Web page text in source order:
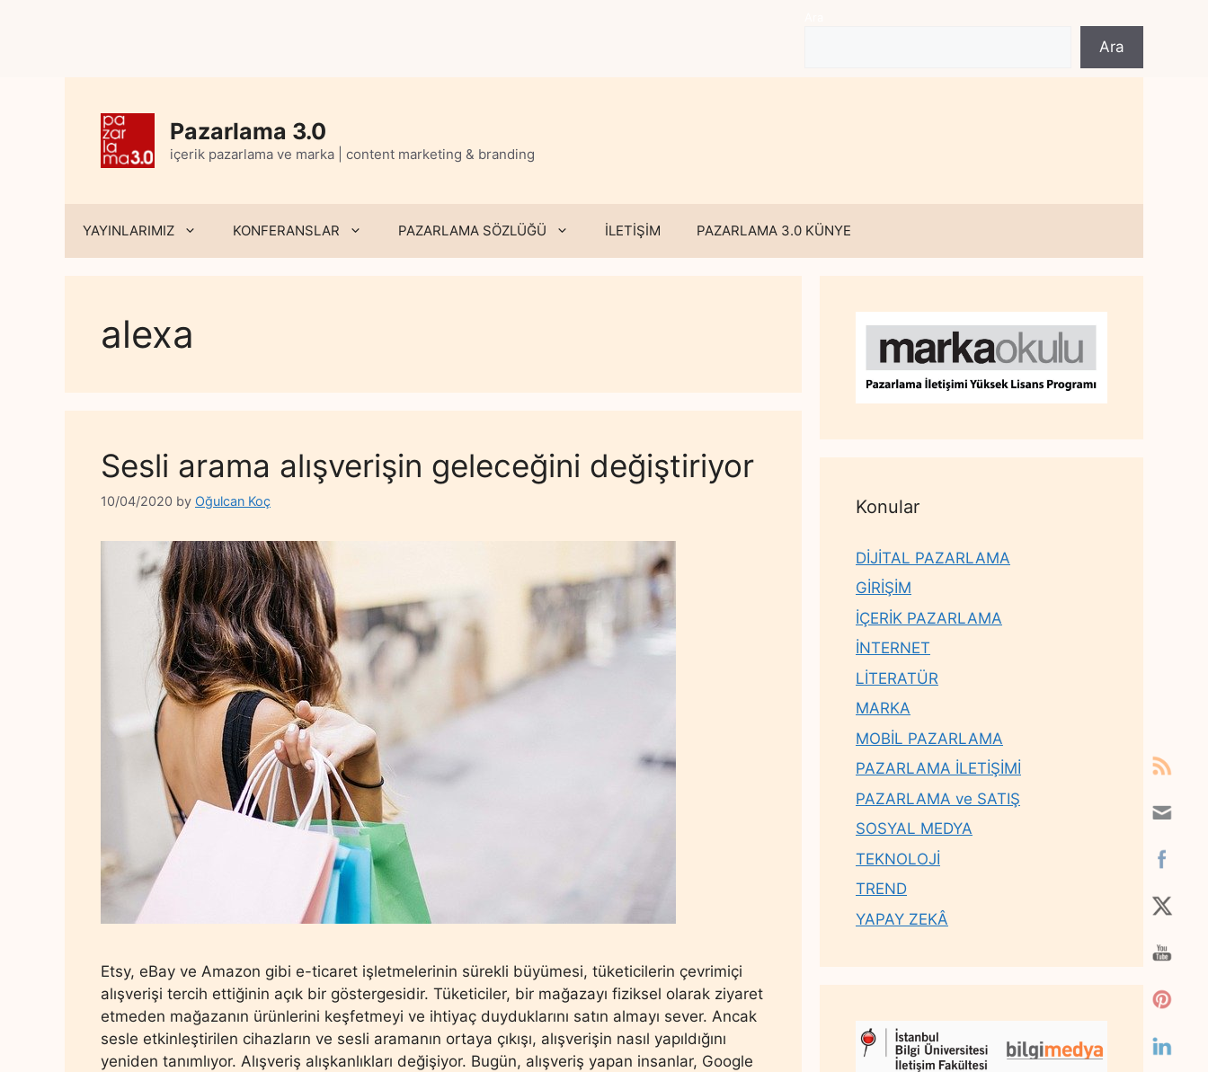
Ara
Pazarlama 3.0
içerik pazarlama ve marka | content marketing & branding
YAYINLARIMIZ KONFERANSLAR PAZARLAMA SÖZLÜĞÜ İLETİŞİM PAZARLAMA 3.0 KÜNYE
alexa
Sesli arama alışverişin geleceğini değiştiriyor
10/04/2020 by Oğulcan Koç
Etsy, eBay ve Amazon gibi e-ticaret işletmelerinin sürekli büyümesi, tüketicilerin çevrimiçi
alışverişi tercih ettiğinin açık bir göstergesidir. Tüketiciler, bir mağazayı fiziksel olarak ziyaret
etmeden mağazanın ürünlerini keşfetmeyi ve ihtiyaç duyduklarını satın almayı sever. Ancak
sesle etkinleştirilen cihazların ve sesli aramanın ortaya çıkışı, alışverişin nasıl yapıldığını
yeniden tanımlıyor. Alışveriş alışkanlıkları değişiyor. Bugün, alışveriş yapan insanlar, Google
Konular
DİJİTAL PAZARLAMA
GİRİŞİM
İÇERİK PAZARLAMA
İNTERNET
LİTERATÜR
MARKA
MOBİL PAZARLAMA
PAZARLAMA İLETİŞİMİ
PAZARLAMA ve SATIŞ
SOSYAL MEDYA
TEKNOLOJİ
TREND
YAPAY ZEKÂ